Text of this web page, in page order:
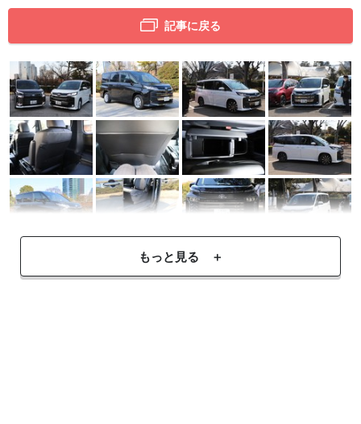
記事に戻る
もっと見る ＋